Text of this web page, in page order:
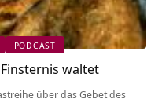
PODCAST
waltet
über das Gebet des